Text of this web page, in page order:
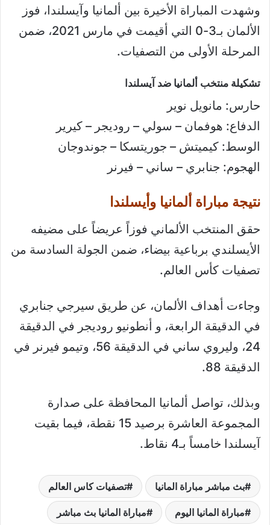
وشهدت المباراة الأخيرة بين ألمانيا وآيسلندا، فوز
الألمان بـ3-0 التي أقيمت في مارس 2021، ضمن
المرحلة الأولى من التصفيات.
تشكيلة منتخب ألمانيا ضد آيسلندا
حارس: مانويل نوير
الدفاع: هوفمان – سولي – روديجر – كيرير
الوسط: كيميتش – جوريتسكا – جوندوجان
الهجوم: جنابري – ساني – فيرنر
نتيجة مباراة ألمانيا وأيسلندا
حقق المنتخب الألماني فوزاً عريضاً على مضيفه
الأيسلندي برباعية بيضاء، ضمن الجولة السادسة من
تصفيات كأس العالم.
وجاءت أهداف الألمان، عن طريق سيرجي جنابري
في الدقيقة الرابعة، و أنطونيو روديجر في الدقيقة
24، وليروي ساني في الدقيقة 56، وتيمو فيرنر في
الدقيقة 88.
وبذلك، تواصل ألمانيا المحافظة على صدارة
المجموعة العاشرة برصيد 15 نقطة، فيما بقيت
آيسلندا خامساً بـ4 نقاط.
بث مباشر مباراة المانيا تصفيات كاس العالم
مباراة المانيا اليوم مباراة المانيا بث مباشر